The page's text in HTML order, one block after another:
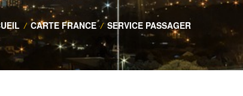
/ CARTE FRANCE / SERVICE PASSAGER